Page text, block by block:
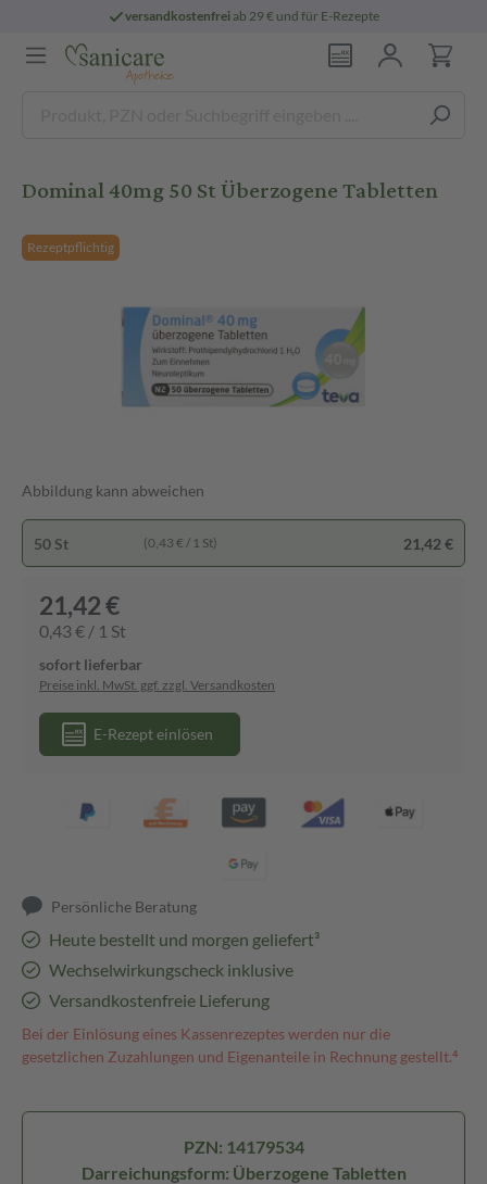
versandkostenfreiab 29 € und für E-Rezepte
Dominal 40mg 50 St Überzogene Tabletten
Rezeptpflichtig
Abbildung kann abweichen
50 St (0,43 € / 1 St) 21,42 €
21,42 €
0,43 € / 1 St
sofort lieferbar
Preise inkl. MwSt. ggf. zzgl. Versandkosten
E-Rezept einlösen
Persönliche Beratung
Heute bestellt und morgen geliefert³
Wechselwirkungscheck inklusive
Versandkostenfreie Lieferung
Bei der Einlösung eines Kassenrezeptes werden nur die
gesetzlichen Zuzahlungen und Eigenanteile in Rechnung gestellt.⁴
PZN: 14179534
Darreichungsform: Überzogene Tabletten